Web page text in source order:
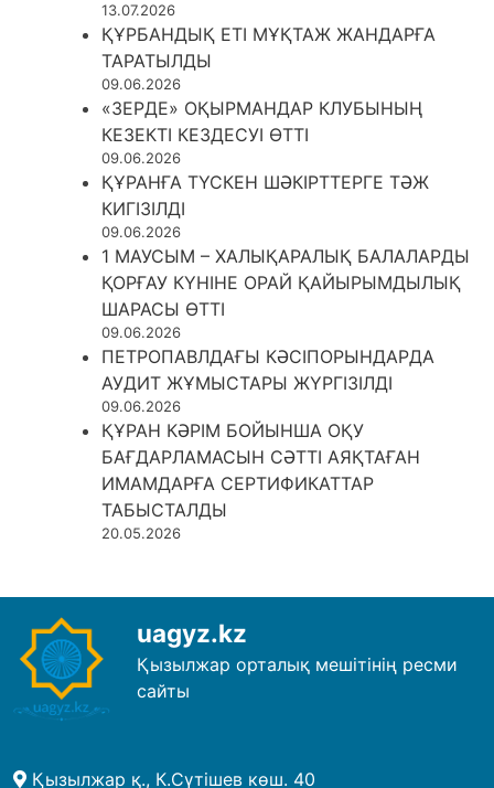
13.07.2026
ҚҰРБАНДЫҚ ЕТІ МҰҚТАЖ ЖАНДАРҒА
ТАРАТЫЛДЫ
09.06.2026
«ЗЕРДЕ» ОҚЫРМАНДАР КЛУБЫНЫҢ
КЕЗЕКТІ КЕЗДЕСУІ ӨТТІ
09.06.2026
ҚҰРАНҒА ТҮСКЕН ШӘКІРТТЕРГЕ ТӘЖ
КИГІЗІЛДІ
09.06.2026
1 МАУСЫМ – ХАЛЫҚАРАЛЫҚ БАЛАЛАРДЫ
ҚОРҒАУ КҮНІНЕ ОРАЙ ҚАЙЫРЫМДЫЛЫҚ
ШАРАСЫ ӨТТІ
09.06.2026
ПЕТРОПАВЛДАҒЫ КӘСІПОРЫНДАРДА
АУДИТ ЖҰМЫСТАРЫ ЖҮРГІЗІЛДІ
09.06.2026
ҚҰРАН КӘРІМ БОЙЫНША ОҚУ
БАҒДАРЛАМАСЫН СӘТТІ АЯҚТАҒАН
ИМАМДАРҒА СЕРТИФИКАТТАР
ТАБЫСТАЛДЫ
20.05.2026
uagyz.kz
Қызылжар орталық мешітінің ресми
сайты
Қызылжар қ., К.Сүтішев көш. 40